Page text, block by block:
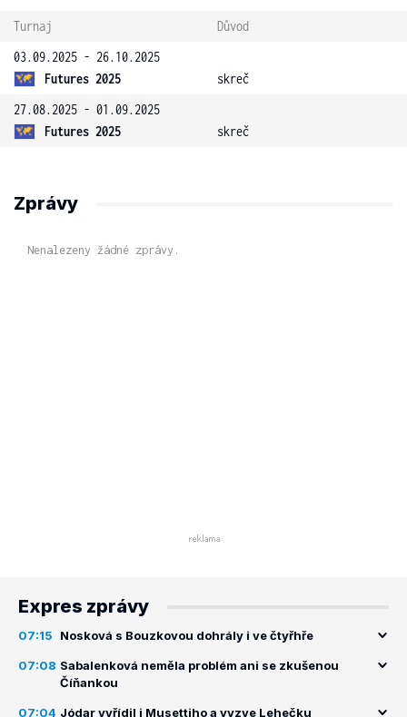
Turnaj
Důvod
03.09.2025 - 26.10.2025
Futures 2025
skreč
27.08.2025 - 01.09.2025
Futures 2025
skreč
Zprávy
Nenalezeny žádné zprávy.
Expres zprávy
07:15 Nosková s Bouzkovou dohrály i ve čtyřhře
07:08 Sabalenková neměla problém ani se zkušenou
Číňankou
07:04 Jódar vyřídil i Musettiho a vyzve Lehečku